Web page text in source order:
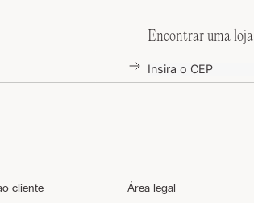
Encontrar uma loja
cliente Área legal